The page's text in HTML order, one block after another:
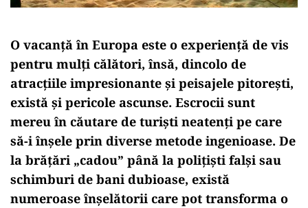
O vacanță în Europa este o experiență de vis
pentru mulți călători, însă, dincolo de
atracțiile impresionante și peisajele pitorești,
există și pericole ascunse. Escrocii sunt
mereu în căutare de turiști neatenți pe care
să-i înșele prin diverse metode ingenioase. De
la brățări „cadou” până la polițiști falși sau
schimburi de bani dubioase, există
numeroase înșelătorii care pot transforma o